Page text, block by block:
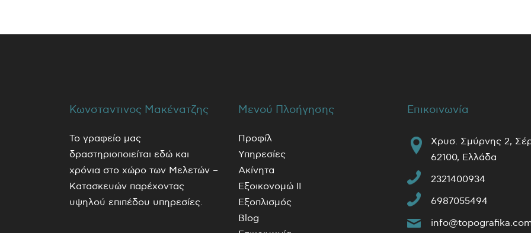
Κωνσταντινος Μακένατζης
Το γραφείο μας
δραστηριοποιείται εδώ και
χρόνια στο χώρο των Μελετών –
Κατασκευών παρέχοντας
υψηλού επιπέδου υπηρεσίες.
Μενού Πλοήγησης
Προφίλ
Υπηρεσίες
Ακίνητα
Εξοικονομώ ΙΙ
Εξοπλισμός
Blog
Επικοινωνία
Χρυσ. Σμύρνης 2,
62100, Ελλάδα
2321400934
6987055494